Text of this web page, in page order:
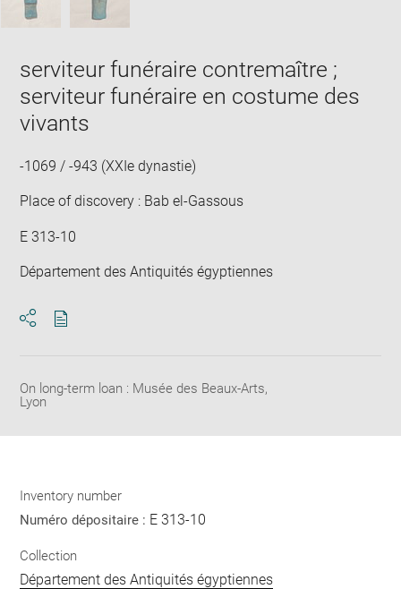
serviteur funéraire contremaître ;
serviteur funéraire en costume des
vivants
-1069 / -943 (XXIe dynastie)
Place of discovery : Bab el-Gassous
E 313-10
Département des Antiquités égyptiennes
On long-term loan : Musée des Beaux-Arts,
Lyon
Inventory number
Numéro dépositaire : E 313-10
Collection
Département des Antiquités égyptiennes